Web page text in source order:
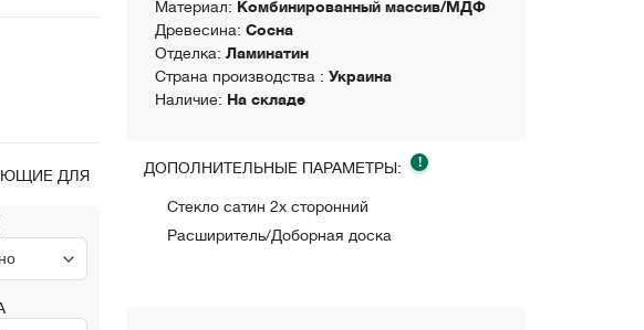
ДЛЯ
Материал: Комбинированный массив/МДФ
Древесина: Сосна
Отделка: Ламинатин
Страна производства : Украина
Наличие: На складе
ДОПОЛНИТЕЛЬНЫЕ ПАРАМЕТРЫ: !
Стекло сатин 2х сторонний
Расширитель/Доборная доска